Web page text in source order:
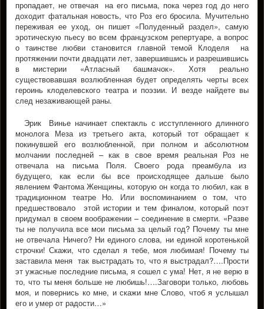
пропадает, не отвечая на его письма, пока через год до него
доходит фатальная новость, что Роз его бросила. Мучительно
переживая ее уход, он пишет «Полуденный раздел», самую
эротическую пьесу во всем французском репертуаре, а вопрос
о таинстве любви становится главной темой Клоделя на
протяжении почти двадцати лет, завершившись и разрешившись
в мистерии «Атласный башмачок». Хотя реально
существовавшая возлюбленная будет определять черты всех
героинь клоделевского театра и поэзии. И везде найдете вы
след незаживающей раны.
Эрик Винье начинает спектакль с исступленного длинного
монолога Меза из третьего акта, который тот обращает к
покинувшей его возлюбленной, при полном и абсолютном
молчании последней – как в свое время реальная Роз не
отвечала на письма Поля. Своего рода преамбула из
будущего, как если бы все происходящее дальше было
явлением Фантома Женщины, которую он когда то любил, как в
традиционном театре Но. Или воспоминанием о том, что
предшествовало этой истории и тем финалом, который поэт
придумал в своем воображении – соединение в смерти. «Разве
ты не получила все мои письма за целый год? Почему ты мне
не отвечала Ничего? Ни единого слова, ни единой коротенькой
строчки! Скажи, что сделал я тебе, моя любимая! Почему ты
заставила меня так выстрадать то, что я выстрадал?….Прости
эт ужасные последние письма, я сошел с ума! Нет, я не верю в
то, что ты меня больше не любишь!….Заговори только, любовь
моя, и повернись ко мне, и скажи мне Слово, чтоб я услышал
его и умер от радости…»